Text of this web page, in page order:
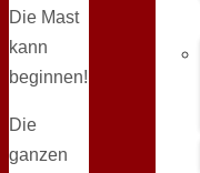
Die Mast
kann
beginnen!
Die
ganzen